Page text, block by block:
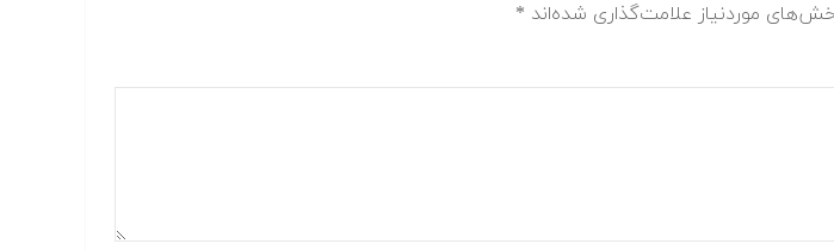
موردنیاز علامت‌گذاری شده‌اند *